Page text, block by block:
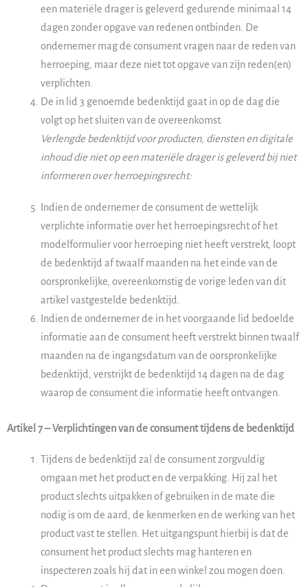
een materiële drager is geleverd gedurende minimaal 14
dagen zonder opgave van redenen ontbinden. De
ondernemer mag de consument vragen naar de reden van
herroeping, maar deze niet tot opgave van zijn reden(en)
verplichten.
De in lid 3 genoemde bedenktijd gaat in op de dag die
volgt op het sluiten van de overeenkomst.
Verlengde bedenktijd voor producten, diensten en digitale
inhoud die niet op een materiële drager is geleverd bij niet
informeren over herroepingsrecht:
Indien de ondernemer de consument de wettelijk
verplichte informatie over het herroepingsrecht of het
modelformulier voor herroeping niet heeft verstrekt, loopt
de bedenktijd af twaalf maanden na het einde van de
oorspronkelijke, overeenkomstig de vorige leden van dit
artikel vastgestelde bedenktijd.
Indien de ondernemer de in het voorgaande lid bedoelde
informatie aan de consument heeft verstrekt binnen twaalf
maanden na de ingangsdatum van de oorspronkelijke
bedenktijd, verstrijkt de bedenktijd 14 dagen na de dag
waarop de consument die informatie heeft ontvangen.
Artikel 7 – Verplichtingen van de consument tijdens de bedenktijd
Tijdens de bedenktijd zal de consument zorgvuldig
omgaan met het product en de verpakking. Hij zal het
product slechts uitpakken of gebruiken in de mate die
nodig is om de aard, de kenmerken en de werking van het
product vast te stellen. Het uitgangspunt hierbij is dat de
consument het product slechts mag hanteren en
inspecteren zoals hij dat in een winkel zou mogen doen.